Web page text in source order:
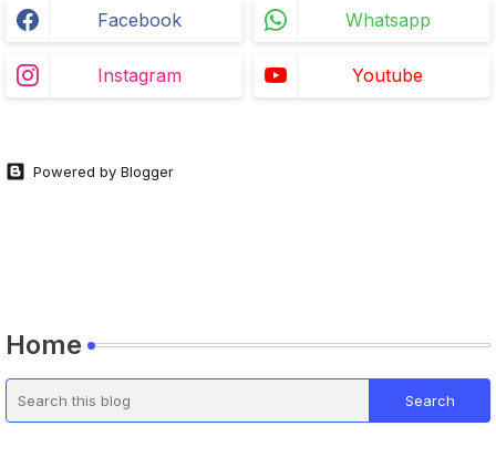
Facebook Whatsapp
Instagram Youtube
Powered by Blogger
Home